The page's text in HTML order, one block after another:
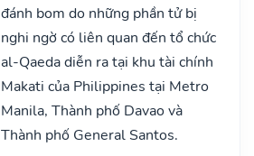
đánh bom do những phần tử bị
nghi ngờ có liên quan đến tổ chức
al-Qaeda diễn ra tại khu tài chính
Makati của Philippines tại Metro
Manila, Thành phố Davao và
Thành phố General Santos.